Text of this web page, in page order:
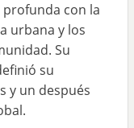
con la
urbana y los
Su
su
y un después